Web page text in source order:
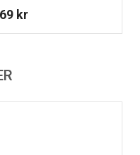
69 kr